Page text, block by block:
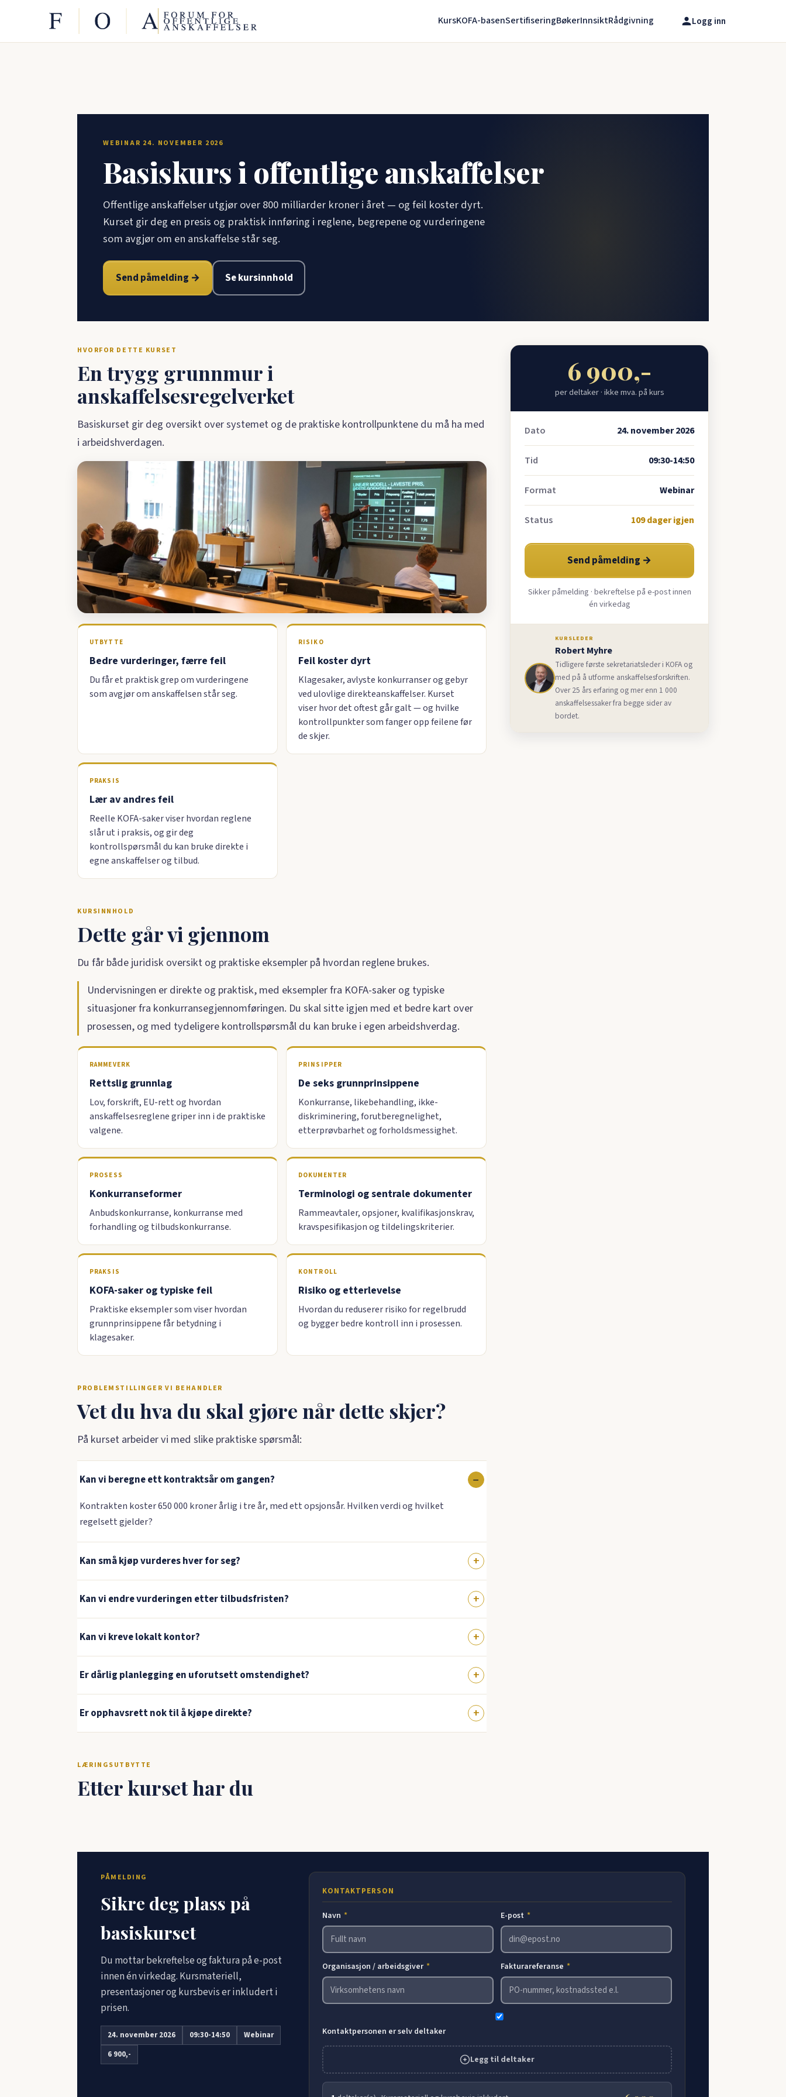
Logg inn
KursKOFA-basenSertifiseringBøkerInnsiktRådgivning
WEBINAR 24. NOVEMBER 2026
Basiskurs i offentlige anskaffelser
Offentlige anskaffelser utgjør over 800 milliarder kroner i året — og feil koster dyrt.
Kurset gir deg en presis og praktisk innføring i reglene, begrepene og vurderingene
som avgjør om en anskaffelse står seg.
Send påmelding → Se kursinnhold
HVORFOR DETTE KURSET
En trygg grunnmur i
anskaffelsesregelverket
Basiskurset gir deg oversikt over systemet og de praktiske kontrollpunktene du må ha med
i arbeidshverdagen.
UTBYTTE
Bedre vurderinger, færre feil
Du får et praktisk grep om vurderingene
som avgjør om anskaffelsen står seg.
RISIKO
Feil koster dyrt
Klagesaker, avlyste konkurranser og gebyr
ved ulovlige direkteanskaffelser. Kurset
viser hvor det oftest går galt — og hvilke
kontrollpunkter som fanger opp feilene før
de skjer.
PRAKSIS
Lær av andres feil
Reelle KOFA-saker viser hvordan reglene
slår ut i praksis, og gir deg
kontrollspørsmål du kan bruke direkte i
egne anskaffelser og tilbud.
KURSINNHOLD
Dette går vi gjennom
Du får både juridisk oversikt og praktiske eksempler på hvordan reglene brukes.
Undervisningen er direkte og praktisk, med eksempler fra KOFA-saker og typiske
situasjoner fra konkurransegjennomføringen. Du skal sitte igjen med et bedre kart over
prosessen, og med tydeligere kontrollspørsmål du kan bruke i egen arbeidshverdag.
RAMMEVERK
Rettslig grunnlag
Lov, forskrift, EU-rett og hvordan
anskaffelsesreglene griper inn i de praktiske
valgene.
PRINSIPPER
De seks grunnprinsippene
Konkurranse, likebehandling, ikke-
diskriminering, forutberegnelighet,
etterprøvbarhet og forholdsmessighet.
PROSESS
Konkurranseformer
Anbudskonkurranse, konkurranse med
forhandling og tilbudskonkurranse.
DOKUMENTER
Terminologi og sentrale dokumenter
Rammeavtaler, opsjoner, kvalifikasjonskrav,
kravspesifikasjon og tildelingskriterier.
PRAKSIS
KOFA-saker og typiske feil
Praktiske eksempler som viser hvordan
grunnprinsippene får betydning i
klagesaker.
KONTROLL
Risiko og etterlevelse
Hvordan du reduserer risiko for regelbrudd
og bygger bedre kontroll inn i prosessen.
PROBLEMSTILLINGER VI BEHANDLER
Vet du hva du skal gjøre når dette skjer?
På kurset arbeider vi med slike praktiske spørsmål:
Kan vi beregne ett kontraktsår om gangen?
Kontrakten koster 650 000 kroner årlig i tre år, med ett opsjonsår. Hvilken verdi og hvilket
regelsett gjelder?
Kan små kjøp vurderes hver for seg?
Kan vi endre vurderingen etter tilbudsfristen?
Kan vi kreve lokalt kontor?
Er dårlig planlegging en uforutsett omstendighet?
Er opphavsrett nok til å kjøpe direkte?
LÆRINGSUTBYTTE
Etter kurset har du
6 900,-
per deltaker · ikke mva. på kurs
Dato 24. november 2026
Tid 09:30-14:50
Format Webinar
Status 109 dager igjen
Send påmelding →
Sikker påmelding · bekreftelse på e-post innen
én virkedag
KURSLEDER
Robert Myhre
Tidligere første sekretariatsleder i KOFA og
med på å utforme anskaffelsesforskriften.
Over 25 års erfaring og mer enn 1 000
anskaffelsessaker fra begge sider av
bordet.
PÅMELDING
Sikre deg plass på
basiskurset
Du mottar bekreftelse og faktura på e-post
innen én virkedag. Kursmateriell,
presentasjoner og kursbevis er inkludert i
prisen.
24. november 2026 09:30-14:50
Webinar
6 900,-
KONTAKTPERSON
Navn * E-post *
Organisasjon / arbeidsgiver * Fakturareferanse *
Kontaktpersonen er selv deltaker
Legg til deltaker